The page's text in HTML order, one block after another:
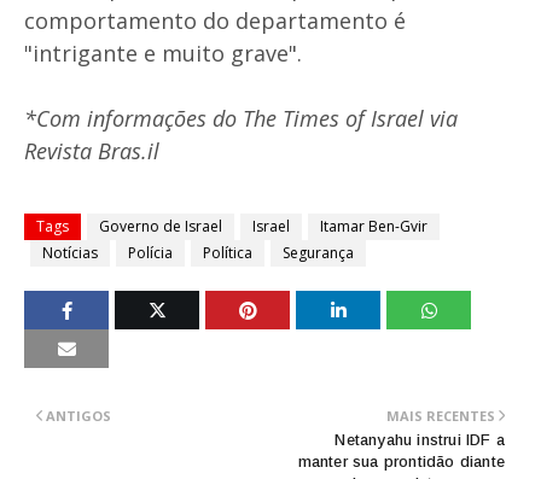
comportamento do departamento é
"intrigante e muito grave".
*Com informações do The Times of Israel via
Revista Bras.il
Tags Governo de Israel Israel
Itamar Ben-Gvir
Notícias
Polícia Política Segurança
MAIS RECENTES
Netanyahu instrui IDF a
manter sua prontidão diante
ANTIGOS